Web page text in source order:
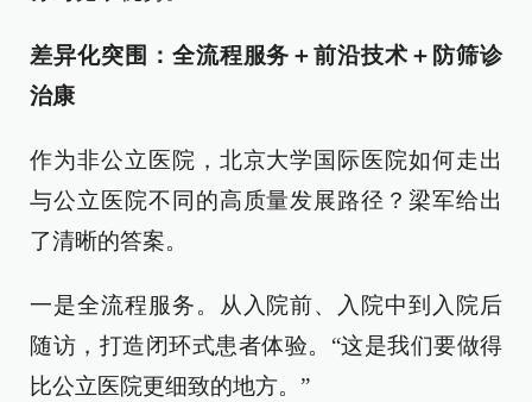
差异化突围：全流程服务＋前沿技术＋防筛诊
治康
作为非公立医院，北京大学国际医院如何走出
与公立医院不同的高质量发展路径？梁军给出
了清晰的答案。
一是全流程服务。从入院前、入院中到入院后
随访，打造闭环式患者体验。“这是我们要做得
比公立医院更细致的地方。”